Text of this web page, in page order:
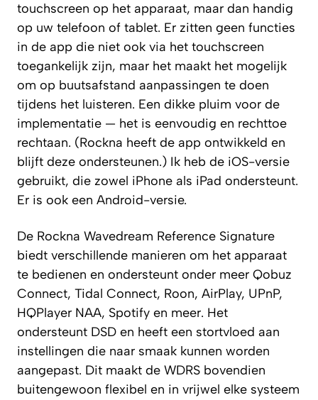
touchscreen op het apparaat, maar dan handig
op uw telefoon of tablet. Er zitten geen functies
in de app die niet ook via het touchscreen
toegankelijk zijn, maar het maakt het mogelijk
om op buutsafstand aanpassingen te doen
tijdens het luisteren. Een dikke pluim voor de
implementatie — het is eenvoudig en rechttoe
rechtaan. (Rockna heeft de app ontwikkeld en
blijft deze ondersteunen.) Ik heb de iOS-versie
gebruikt, die zowel iPhone als iPad ondersteunt.
Er is ook een Android-versie.
De Rockna Wavedream Reference Signature
biedt verschillende manieren om het apparaat
te bedienen en ondersteunt onder meer Qobuz
Connect, Tidal Connect, Roon, AirPlay, UPnP,
HQPlayer NAA, Spotify en meer. Het
ondersteunt DSD en heeft een stortvloed aan
instellingen die naar smaak kunnen worden
aangepast. Dit maakt de WDRS bovendien
buitengewoon flexibel en in vrijwel elke systeem